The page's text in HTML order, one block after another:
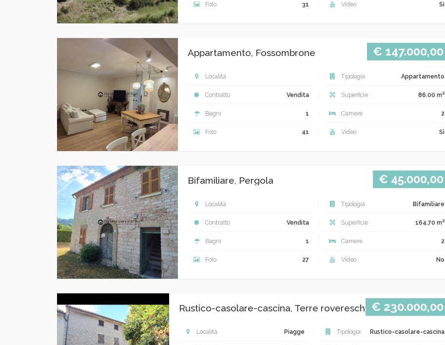
Foto 31 Video Sì
Appartamento, Fossombrone € 147.000,00
Località Tipologia Appartamento
Contratto Vendita Superficie 86.00 m2
Bagni 1 Camere 2
Foto 41 Video Sì
Bifamiliare, Pergola € 45.000,00
Località Tipologia Bifamiliare
Contratto Vendita Superficie 164.70 m2
Bagni 1 Camere 2
Foto 27 Video No
Rustico-casolare-cascina, Terre roveresche Terre roveresche
€ 230.000,00
Località Piagge Tipologia Rustico-casolare-cascina